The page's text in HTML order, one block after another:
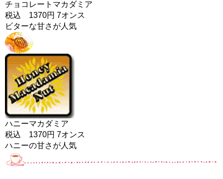
チョコレートマカダミア
税込 1370円 7オンス
ビターな甘さが人気
ハニーマカダミア
税込 1370円 7オンス
ハニーの甘さが人気